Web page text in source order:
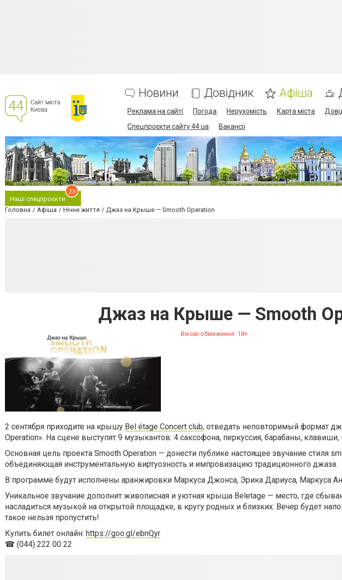
Новини Довідник Афіша
Реклама на сайті Погода Нерухомість Карта міста
Спецпроєкти сайту 44.ua
Вакансії
Наші спецпроєкти
23
Головна Афіша Нічне життя Джаз на Крыше — Smooth Operation
Джаз на Крыше — Smooth
Вікові обмеження: 18+
2 сентября приходите на крышу Bel étage Concert club, отведать неповторимый формат
Operation». На сцене выступят 9 музыкантов: 4 саксофона, перкуссия, барабаны, клавиши,
Основная цель проекта Smooth Operation — донести публике настоящее звучание стиля
объединяющая инструментальную виртуозность и импровизацию традиционного джаза.
В программе будут исполнены аранжировки Маркуса Джонса, Эрика Дариуса, Маркуса
Уникальное звучание дополнит живописная и уютная крыша Beletage — место, где
насладиться музыкой на открытой площадке, в кругу родных и близких. Вечер будет
такое нельзя пропустить!
Купить билет онлайн: https://goo.gl/ebnQyr
☎ (044) 222 00 22